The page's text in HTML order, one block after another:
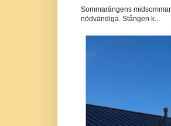
Sommarängens
nödvändiga. Stången k...